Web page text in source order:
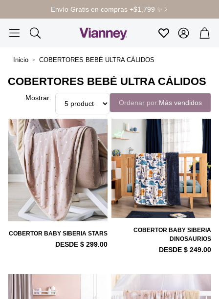
Envío Gratis en compras +$1,799 ✨
FavoritosCuenta
Inicio COBERTORES BEBÉ ULTRA CÁLIDOS
COBERTORES BEBÉ ULTRA CÁLIDOS
Mostrar:
Ordenar por:Más vendidos
COBERTOR BABY SIBERIA STARS
DESDE $ 299.00
COBERTOR BABY SIBERIA
DINOSAURIOS
DESDE $ 249.00